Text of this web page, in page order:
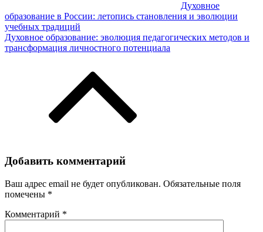
Духовное
образование в России: летопись становления и эволюции
учебных традиций
Духовное образование: эволюция педагогических методов и
трансформация личностного потенциала
Добавить комментарий
Ваш адрес email не будет опубликован. Обязательные поля
помечены *
Комментарий *